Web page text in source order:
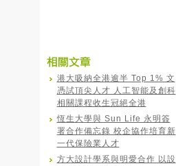
港大吸納全港逾半 Top 1% 文
憑試頂尖人才 人工智能及創科
相關課程收生冠絕全港
恆生大學與 Sun Life 永明簽
署合作備忘錄 校企協作培育新
一代保險業人才
方大設計學系與明愛合作 以設